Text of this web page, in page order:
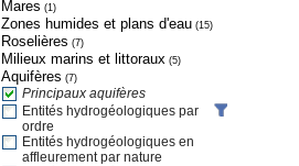
Mares (1)
Zones humides et plans d'eau (15)
Roselières (7)
Milieux marins et littoraux (5)
Aquifères (7)
Principaux aquifères
Entités hydrogéologiques par
ordre
Entités hydrogéologiques en
affleurement par nature